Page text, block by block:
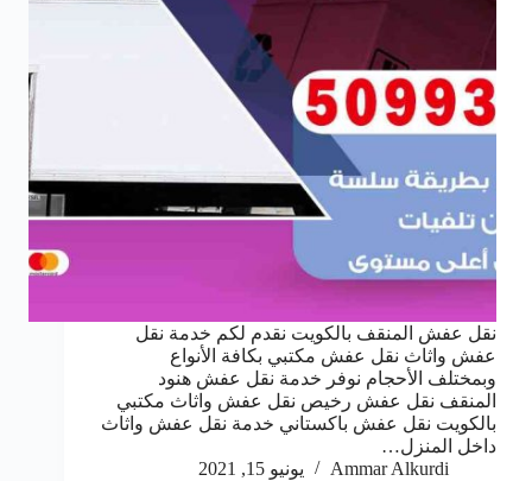
نقل عفش المنقف بالكويت نقدم لكم خدمة نقل
عفش واثاث نقل عفش مكتبي بكافة الأنواع
وبمختلف الأحجام نوفر خدمة نقل عفش هنود
المنقف نقل عفش رخيص نقل عفش واثاث مكتبي
بالكويت نقل عفش باكستاني خدمة نقل عفش واثاث
داخل المنزل…
Ammar Alkurdi
يونيو 15, 2021